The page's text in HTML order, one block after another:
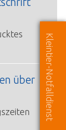
über
Kleintier-Notfalldienst